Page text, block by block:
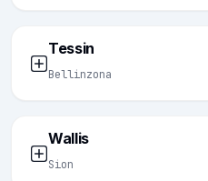
Tessin
Bellinzona
Wallis
Sion